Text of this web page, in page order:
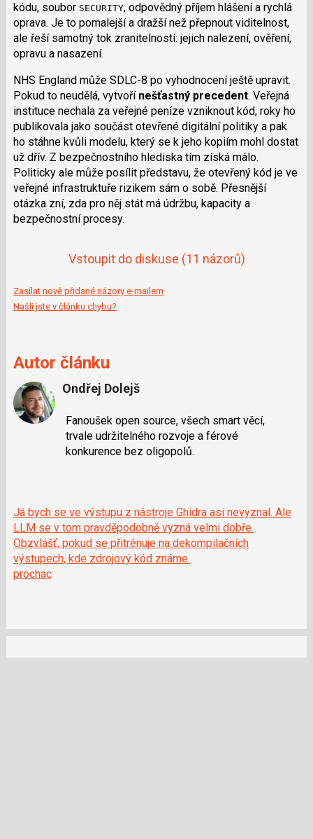
kódu, soubor SECURITY, odpovědný příjem hlášení a rychlá
oprava. Je to pomalejší a dražší než přepnout viditelnost,
ale řeší samotný tok zranitelností: jejich nalezení, ověření,
opravu a nasazení.
NHS England může SDLC-8 po vyhodnocení ještě upravit.
Pokud to neudělá, vytvoří nešťastný precedent. Veřejná
instituce nechala za veřejné peníze vzniknout kód, roky ho
publikovala jako součást otevřené digitální politiky a pak
ho stáhne kvůli modelu, který se k jeho kopiím mohl dostat
už dřív. Z bezpečnostního hlediska tím získá málo.
Politicky ale může posílit představu, že otevřený kód je ve
veřejné infrastruktuře rizikem sám o sobě. Přesnější
otázka zní, zda pro něj stát má údržbu, kapacity a
bezpečnostní procesy.
Vstoupit do diskuse (11 názorů)
Zasílat nově přidané názory e-mailem
Našli jste v článku chybu?
Autor článku
Ondřej Dolejš
Fanoušek open source, všech smart věcí,
trvale udržitelného rozvoje a férové
konkurence bez oligopolů.
Já bych se ve výstupu z nástroje Ghidra asi nevyznal. Ale
LLM se v tom pravděpodobně vyzná velmi dobře.
Obzvlášť, pokud se přitrénuje na dekompilačních
výstupech, kde zdrojový kód známe.
prochac